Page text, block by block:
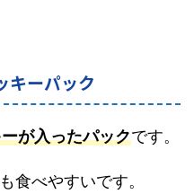
キーパック
が入ったパックです。
食べやすいです。